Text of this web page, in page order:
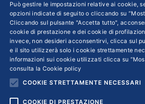
questi anni mostrava già alcune
fra backshoring e diminuzione
investimenti diretti esteri.
l’integrazione dei mercati resterà
necessità di ricostruire
ambiti strategici è uno dei lasciti
della pandemia
Può gestire le impostazioni relative ai cookie,
opzioni indicate di seguito o cliccando su
Cliccando sul pulsante "Accetta tutto",
cookie di prestazione e dei cookie di
invece, non desideri acconsentirvi, clicca sul
e il sito utilizzerà solo i cookie strettamente
informazioni sui cookie utilizzati clicca su
consulta la Cookie policy
COOKIE STRETTAMENTE NECESSARI
COOKIE DI PRESTAZIONE